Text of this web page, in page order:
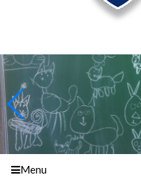
Menu